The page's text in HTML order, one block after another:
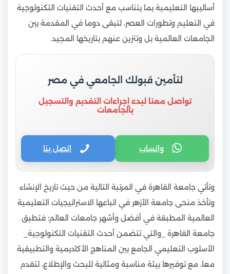
أساليبها التعليمية بما يتناسب مع أحدث التقنيات التكنولوجية
في التعليم وتطورات العصر، لتبقى دوما في المقدمة بين
الجامعات العالمية بل وتتزين عنهم بتاريخها المجيد.
لتأمين قبولك الجامعي في مصر
تواصل معنا لبدء إجراءات التقديم والتسجيل
بالجامعات
واتساب اتصل بنا
وتأتي جامعة القاهرة في المرتبة التالية من حيث تاريخ الإنشاء
وتأخذ منحى جامعة الأزهر في اتباعها الاستراتيجيات التعليمية
العالمية المطبقة في أفضل وأشهر جامعات العالم؛ فتطبق
جامعة القاهرة _والتي تتضمن أحدث التقنيات التكنولوجية_
الأسلوب التعليمي الجامع بين المناهج الأكاديمية والتطبيقية
معا، مع توفيرها بيئة مناسبة ومثالية للبحث والإطلاع، لتقدم